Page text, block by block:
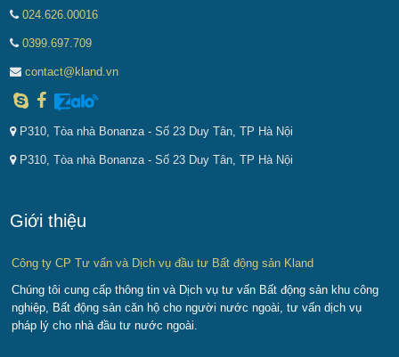
024.626.00016
0399.697.709
contact@kland.vn
P310, Tòa nhà Bonanza - Số 23 Duy Tân, TP Hà Nội
P310, Tòa nhà Bonanza - Số 23 Duy Tân, TP Hà Nội
Giới thiệu
Công ty CP Tư vấn và Dịch vụ đầu tư Bất động sản Kland
Chúng tôi cung cấp thông tin và Dịch vụ tư vấn Bất động sản khu công
nghiệp, Bất động sản căn hộ cho người nước ngoài, tư vấn dịch vụ
pháp lý cho nhà đầu tư nước ngoài.